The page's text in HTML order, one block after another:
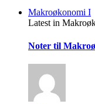
Makroøkonomi I
Latest in
Noter til